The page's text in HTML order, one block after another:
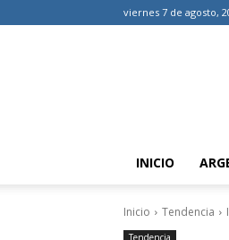
viernes 7 de agosto,
INICIO
Inicio Tendencia
Tendencia